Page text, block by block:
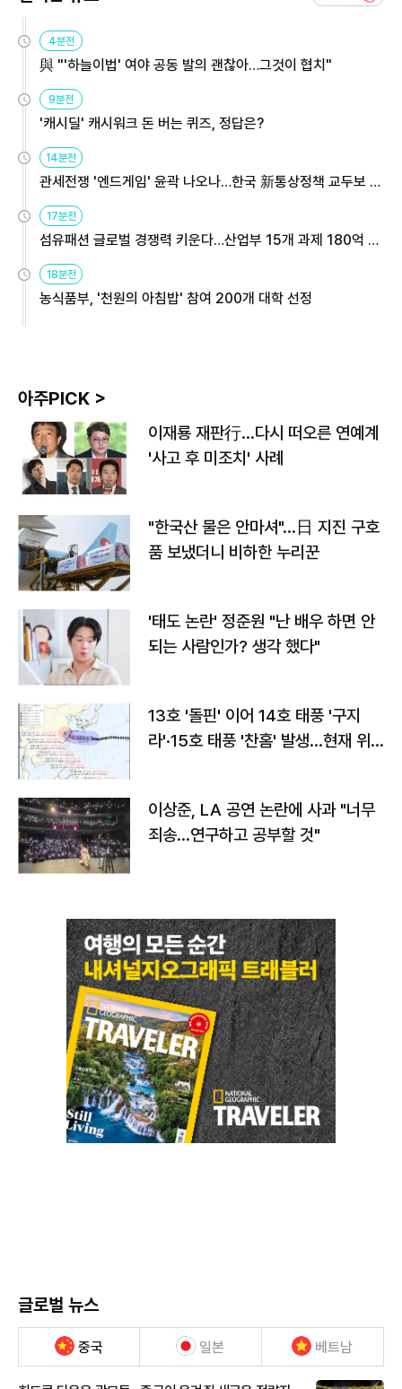
4분전
與 "'하늘이법' 여야 공동 발의 괜찮아…그것이 협치"
9분전
'캐시딜' 캐시워크 돈 버는 퀴즈, 정답은?
14분전
관세전쟁 '엔드게임' 윤곽 나오나…한국 新통상정책 교두보 활
용해야
17분전
섬유패션 글로벌 경쟁력 키운다…산업부 15개 과제 180억 지
원
18분전
농식품부, '천원의 아침밥' 참여 200개 대학 선정
아주PICK >
이재룡 재판行…다시 떠오른 연예계
'사고 후 미조치' 사례
"한국산 물은 안마셔"…日 지진 구호
품 보냈더니 비하한 누리꾼
'태도 논란' 정준원 "난 배우 하면 안
되는 사람인가? 생각 했다"
13호 '돌핀' 이어 14호 태풍 '구지
라'·15호 태풍 '찬홈' 발생…현재 위
이상준, LA 공연 논란에 사과 "너무
죄송…연구하고 공부할 것"
글로벌 뉴스
중국 일본 베트남